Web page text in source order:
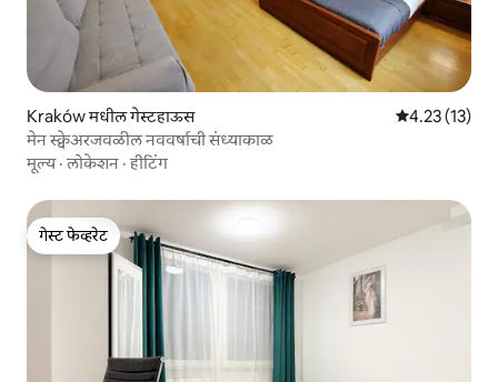
Kraków मधील गेस्टहाऊस 5 पैकी 4.23
4.23 (13)
मेन स्क्वेअरजवळील नववर्षाची संध्याकाळ
मूल्य·लोकेशन ·हीटिंग
गेस्ट फेव्हरेट
गेस्ट फेव्हरेट